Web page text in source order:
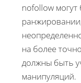
nofollow
на более
должны быть
манипуляций.